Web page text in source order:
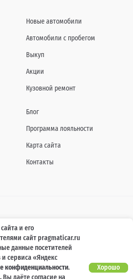
Новые автомобили
Автомобили с пробегом
Выкуп
Акции
Кузовной ремонт
Блог
Программа лояльности
Карта сайта
Контакты
составе комплектаций, цветовой
а также действующих акциях, сроках и условиях
www.pragmaticar.ru, носит информационный
не является публичной офертой,
пунктом 2 статьи 437 Гражданского кодекса
подробной информации обращайтесь к
нашей компании.
и его
сайт pragmaticar.ru
данные посетителей
сервиса «Яндекс
конфиденциальности.
даёте согласие на
Хорошо